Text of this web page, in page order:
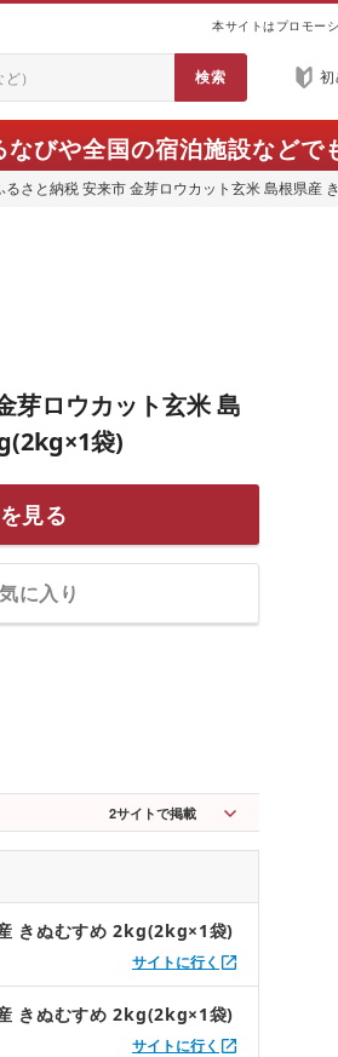
本サイトはプロモー
なびや全国の宿泊施設などで
るさと納税 安来市 金芽ロウカット玄米 島根県産
芽ロウカット玄米 島
袋)
見る
に入り
2サイトで掲載
きぬむすめ 2kg(2kg×1袋)
サイトに行く
きぬむすめ 2kg(2kg×1袋)
サイトに行く